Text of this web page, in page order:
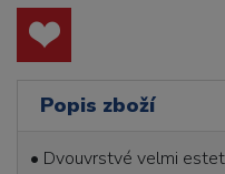
Popis zboží
• Dvouvrstvé velmi